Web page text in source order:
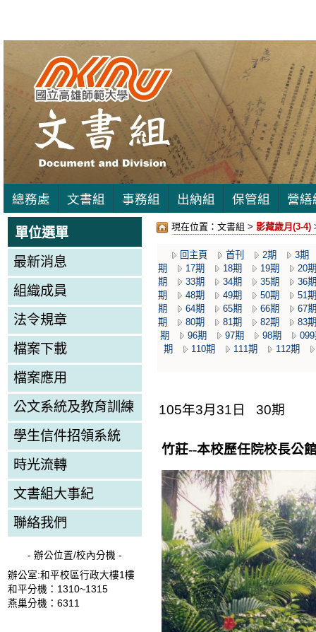
總務處 文書組 事務組 出納組 保管組 營繕
單位選單
最新消息
組織成員
法令規章
檔案下載
檔案應用
公文系統及教育訓練
學生信件招領系統
時光流轉
文書組大事紀
聯絡我們
- 辦公位置/校內分機 -
辦公室:和平校區行政大樓1樓
和平分機：1310~1315
燕巢分機：6311
現在位置： 文書組 > 影藏歲月(3-4)
回主頁 首刊 2期
3期
期
17期 18期 19期
20期
期
33期 34期 35期
36期
期
48期 49期 50期
51期
期
64期 65期 66期
67期
期
80期 81期 82期
83期
期
96期 97期 98期
期
110期 111期 112期
105年3月31日 30期
竹莊--本校歷任院校長公